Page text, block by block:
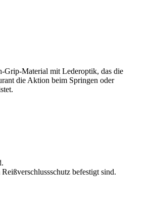
Grip-Material mit Lederoptik, das die
die Aktion beim Springen oder
befestigt sind.